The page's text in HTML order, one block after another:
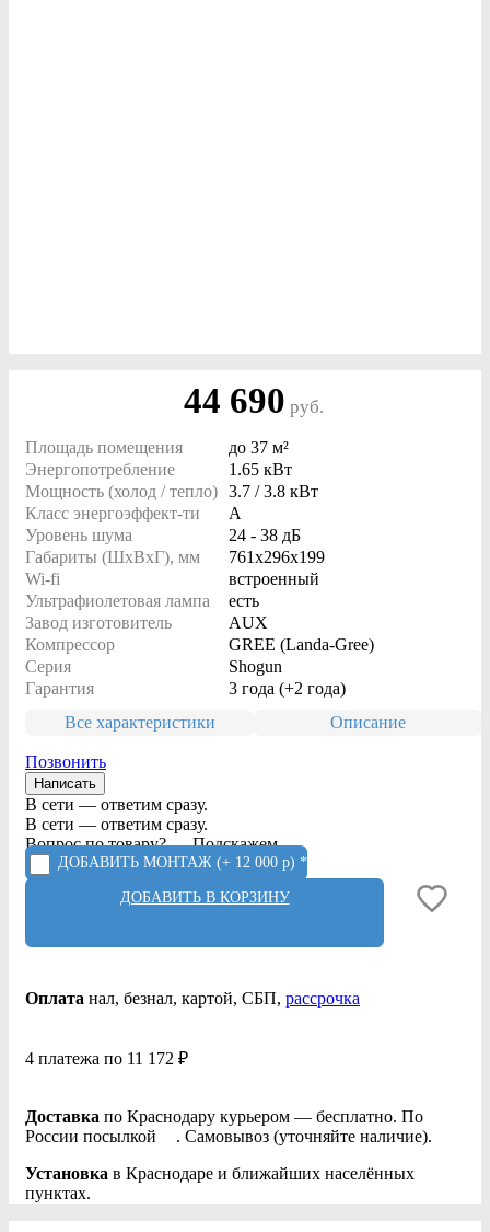
44 690 руб.
Площадь помещения до 37 м²
Энергопотребление
1.65 кВт
Мощность (холод / тепло) 3.7 / 3.8 кВт
Класс энергоэффект-ти
A
Уровень шума
24 - 38 дБ
Габариты (ШxВxГ), мм
761x296x199
Wi-fi
встроенный
Ультрафиолетовая лампа
есть
Завод изготовитель
AUX
Компрессор
GREE (Landa-Gree)
Серия
Shogun
Гарантия
3 года (+2 года)
Все характеристики
Описание
Позвонить
Написать
В сети — ответим сразу.
В сети — ответим сразу.
Вопрос по товару? — Подскажем.
ДОБАВИТЬ МОНТАЖ (+ 12 000 р) *
ДОБАВИТЬ В КОРЗИНУ
Оплата нал, безнал, картой, СБП, рассрочка
4 платежа по 11 172 ₽
Доставка по Краснодару курьером — бесплатно. По
России посылкой
. Самовывоз (уточняйте наличие).
Установка в Краснодаре и ближайших населённых
пунктах.